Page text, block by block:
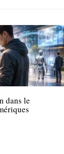
dans le